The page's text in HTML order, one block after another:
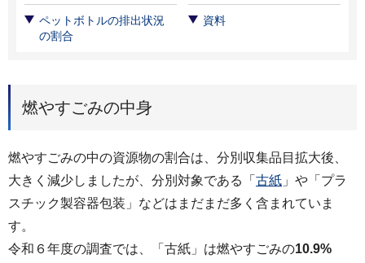
ペットボトルの排出状況
の割合
資料
燃やすごみの中身
燃やすごみの中の資源物の割合は、分別収集品目拡大後、
大きく減少しましたが、分別対象である「 古紙 」や「プラ
スチック製容器包装」などはまだまだ多く含まれていま
す。
令和６年度の調査では、「古紙」は燃やすごみの10.9%